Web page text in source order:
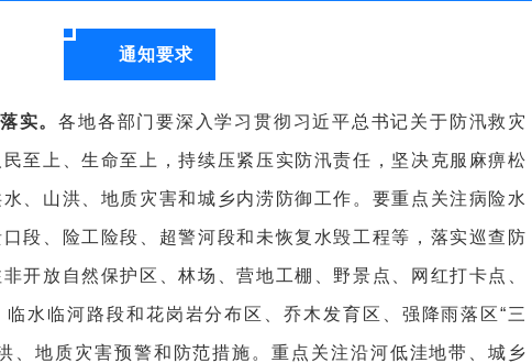
通知要求
实。各地各部门要深入学习贯彻习近平总书记关于防汛救灾
至上、生命至上，持续压紧压实防汛责任，坚决克服麻痹松
、山洪、地质灾害和城乡内涝防御工作。要重点关注病险水
段、险工险段、超警河段和未恢复水毁工程等，落实巡查防
开放自然保护区、林场、营地工棚、野景点、网红打卡点、
水临河路段和花岗岩分布区、乔木发育区、强降雨落区“三
、地质灾害预警和防范措施。重点关注沿河低洼地带、城乡